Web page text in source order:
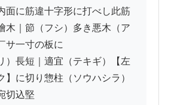
面に筋違十字形に打べし此筋
木｜節（フシ）多き悪木（ア
サ一寸の板に
）長短｜適宜（テキギ）【左
】に切り惣柱（ソウハシラ）
切込堅